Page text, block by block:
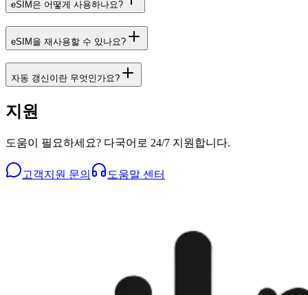
eSIM은 어떻게 사용하나요?
eSIM을 재사용할 수 있나요?
자동 갱신이란 무엇인가요?
지원
도움이 필요하세요? 다국어로 24/7 지원합니다.
고객지원 문의 도움말 센터